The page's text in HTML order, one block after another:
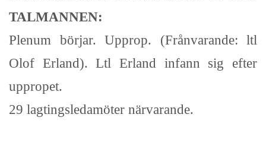
TALMANNEN:
Plenum börjar. Upprop. (Frånvarande: ltl
Olof Erland). Ltl Erland infann sig efter
uppropet.
29 lagtingsledamöter närvarande.